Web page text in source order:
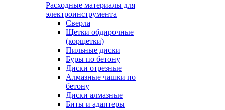
Расходные материалы для
электроинструмента
Сверла
Щетки обдирочные
(корщетки)
Пильные диски
Буры по бетону
Диски отрезные
Алмазные чашки по
бетону
Диски алмазные
Биты и адаптеры